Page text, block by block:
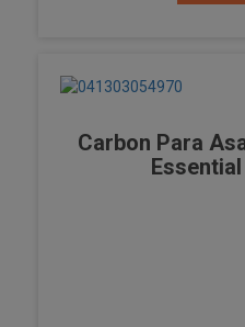
Carbon Para